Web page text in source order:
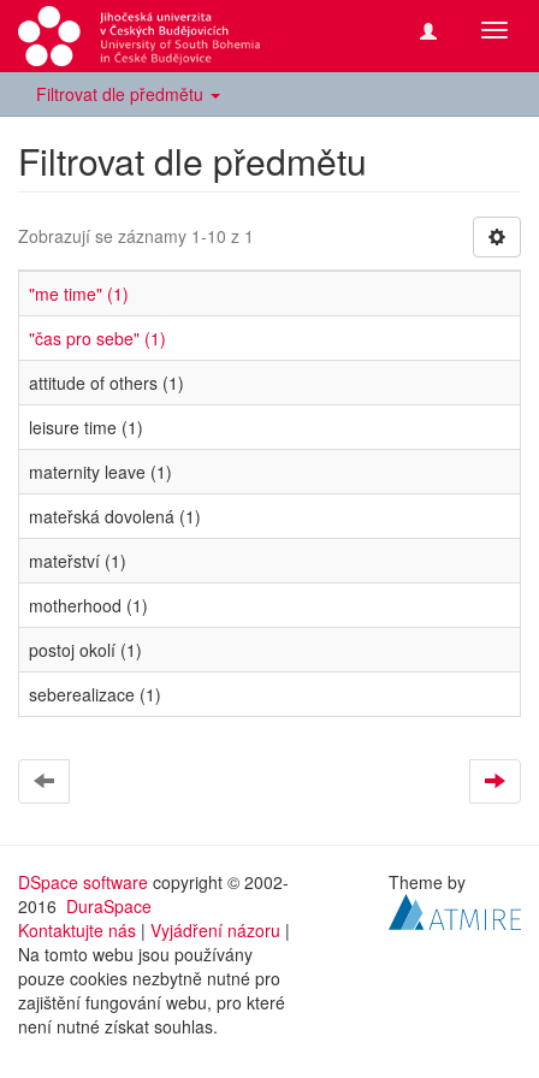
Filtrovat dle předmětu
Filtrovat dle předmětu
Zobrazují se záznamy 1-10 z 1
"me time" (1)
"čas pro sebe" (1)
attitude of others (1)
leisure time (1)
maternity leave (1)
mateřská dovolená (1)
mateřství (1)
motherhood (1)
postoj okolí (1)
seberealizace (1)
DSpace software copyright © 2002-
2016 DuraSpace
Kontaktujte nás | Vyjádření názoru |
Na tomto webu jsou používány
pouze cookies nezbytně nutné pro
zajištění fungování webu, pro které
není nutné získat souhlas.
Theme by